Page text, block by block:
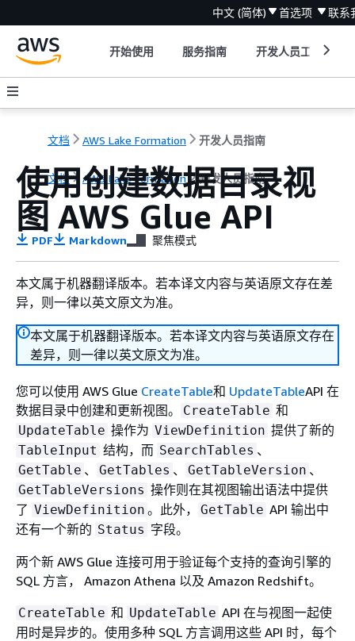
中文 (简体) 首选项 联系
开始使用 服务指南 开发人员工具
文档 AWS Lake Formation 开发人员指南
文档 AWS Lake Formation 开发人员指南
使用创建数据目录视
图 AWS Glue API
PDF Markdown 聚焦模式
本文属于机器翻译版本。若本译文内容与英语原文存在差
异，则一律以英文原文为准。
本文属于机器翻译版本。若本译文内容与英语原文存在
差异，则一律以英文原文为准。
您可以使用 AWS Glue CreateTable和 UpdateTableAPI 在
数据目录中创建和更新视图。
CreateTable 和
UpdateTable 操作为 ViewDefinition 提供了新的
TableInput 结构，而 SearchTables 、
GetTable 、 GetTables 、 GetTableVersion 、
GetTableVersions 操作则在其视图输出语法中提供
了 ViewDefinition 。此外， GetTable API 输出中
还有一个新的 Status 字段。
两个新 AWS Glue 连接可用于验证每个支持的查询引擎的
SQL 方言， Amazon Athena 以及 Amazon Redshift。
CreateTable 和 UpdateTable API 在与视图一起使
用时是异步的。使用多种 SQL 方言调用这些 API 时，每个